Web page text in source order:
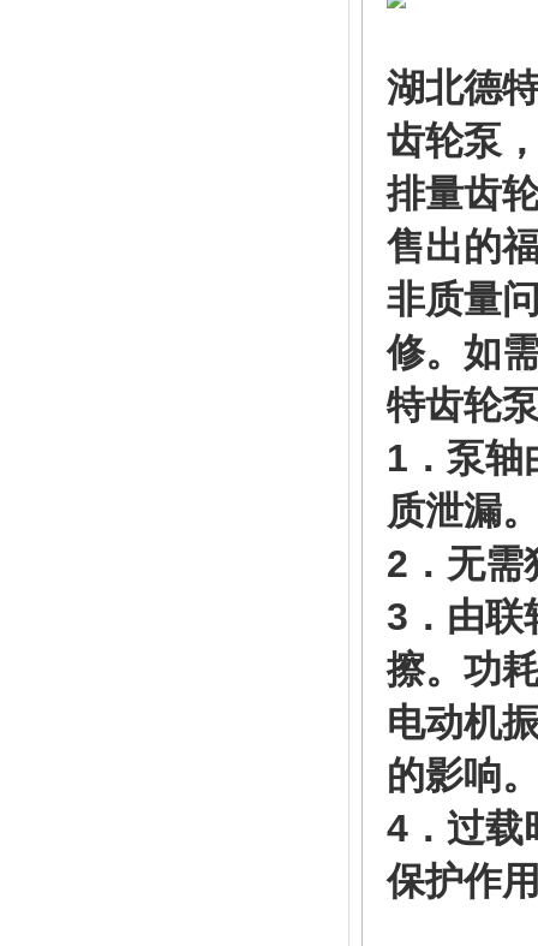
湖北德
齿轮泵
排量齿
售出的
非质量
修。如
特齿轮
1．泵轴
质泄漏
2．无需
3．由联
擦。功
电动机
的影响
4．过载
保护作